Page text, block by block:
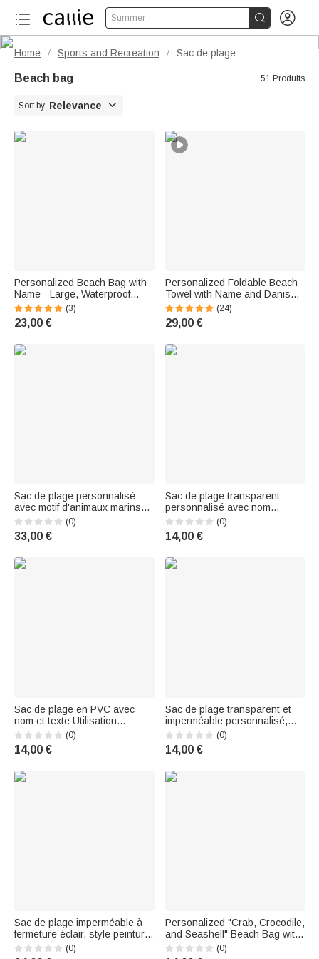
Summer  
Home / Sports and Recreation / Sac de plage
Beach bag 51 Produits
Sort by Relevance 
Personalized Beach Bag with
Name - Large, Waterproof
Travel Tote with Holographic
Effect - Birthday Gift for Women
and Girls
(3)
23,00 €
Personalized Foldable Beach
Towel with Name and Danish
Flower, Quick-Dry Accessory,
Beach Bag, Birthday Gift,
Travel Gift for Women
(24)
29,00 €
Sac de plage personnalisé
avec motif d'animaux marins
dessinés dans un style
aquarelle, avec prénom – Idéal
pour les vacances à la plage,
d'anniversaire – Cadeau pour
(0)
33,00 €
Sac de plage transparent
personnalisé avec nom
Vacances d'été Piscine
Voyage Cadeau pour la famille
Amis
(0)
14,00 €
Sac de plage en PVC avec
nom et texte Utilisation
quotidienne Cadeau
d'anniversaire pour la famille
et les amis
(0)
14,00 €
Sac de plage transparent et
imperméable personnalisé,
multicolore, avec motif de
canard de dessin animé, avec
prénom, pour la plage, les
anniversaires, pour les amies
(0)
14,00 €
Sac de plage imperméable à
fermeture éclair, style peinture
à l'huile, avec motif
personnalisé « cœur papillon
(0)
Personalized "Crab, Crocodile,
and Seashell" Beach Bag with
an Adjustable Shoulder Strap
and First Name – Perfect for
(0)